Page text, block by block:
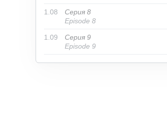
1.08
Серия 8
Episode 8
1.09
Серия 9
Episode 9